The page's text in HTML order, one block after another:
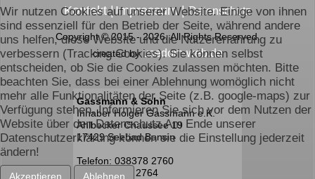
Kontakt|Impressum |Datenschutz
Copyright © 2015 - 2026. All Rights Reserved.
created byusedom-web.de
Gassmann & Sohn
Inhaber Holger Gassmann e.K.
Ahlbecker Chaussee 19
17429 Seebad Bansin
Telefon: 038378 2760
Fax: 038378 2764
Wir nutzen Cookies auf unserer Website. Einige von ihnen
sind essenziell für den Betrieb der Seite, während andere
uns helfen, diese Website und die Nutzererfahrung zu
verbessern (Tracking Cookies). Sie können selbst
entscheiden, ob Sie die Cookies zulassen möchten. Bitte
beachten Sie, dass bei einer Ablehnung womöglich nicht
mehr alle Funktionalitäten der Seite (z.B. google-maps) zur
Verfügung stehen. Informieren Sie sich vor dem Nutzen der
Website über den Datenschutz Am Ende unserer
Datenschutzerklärung können sie die Einstellung jederzeit
ändern!
Akzeptieren Ablehnen